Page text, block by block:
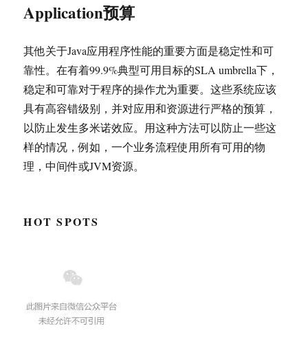
Application预算
其他关于Java应用程序性能的重要方面是稳定性和可
靠性。在有着99.9%典型可用目标的SLA umbrella下，
稳定和可靠对于程序的操作尤为重要。这些系统应该
具有高容错级别，并对应用和资源进行严格的预算，
以防止发生多米诺效应。用这种方法可以防止一些这
样的情况，例如，一个业务流程使用所有可用的物
理，中间件或JVM资源。
HOT SPOTS